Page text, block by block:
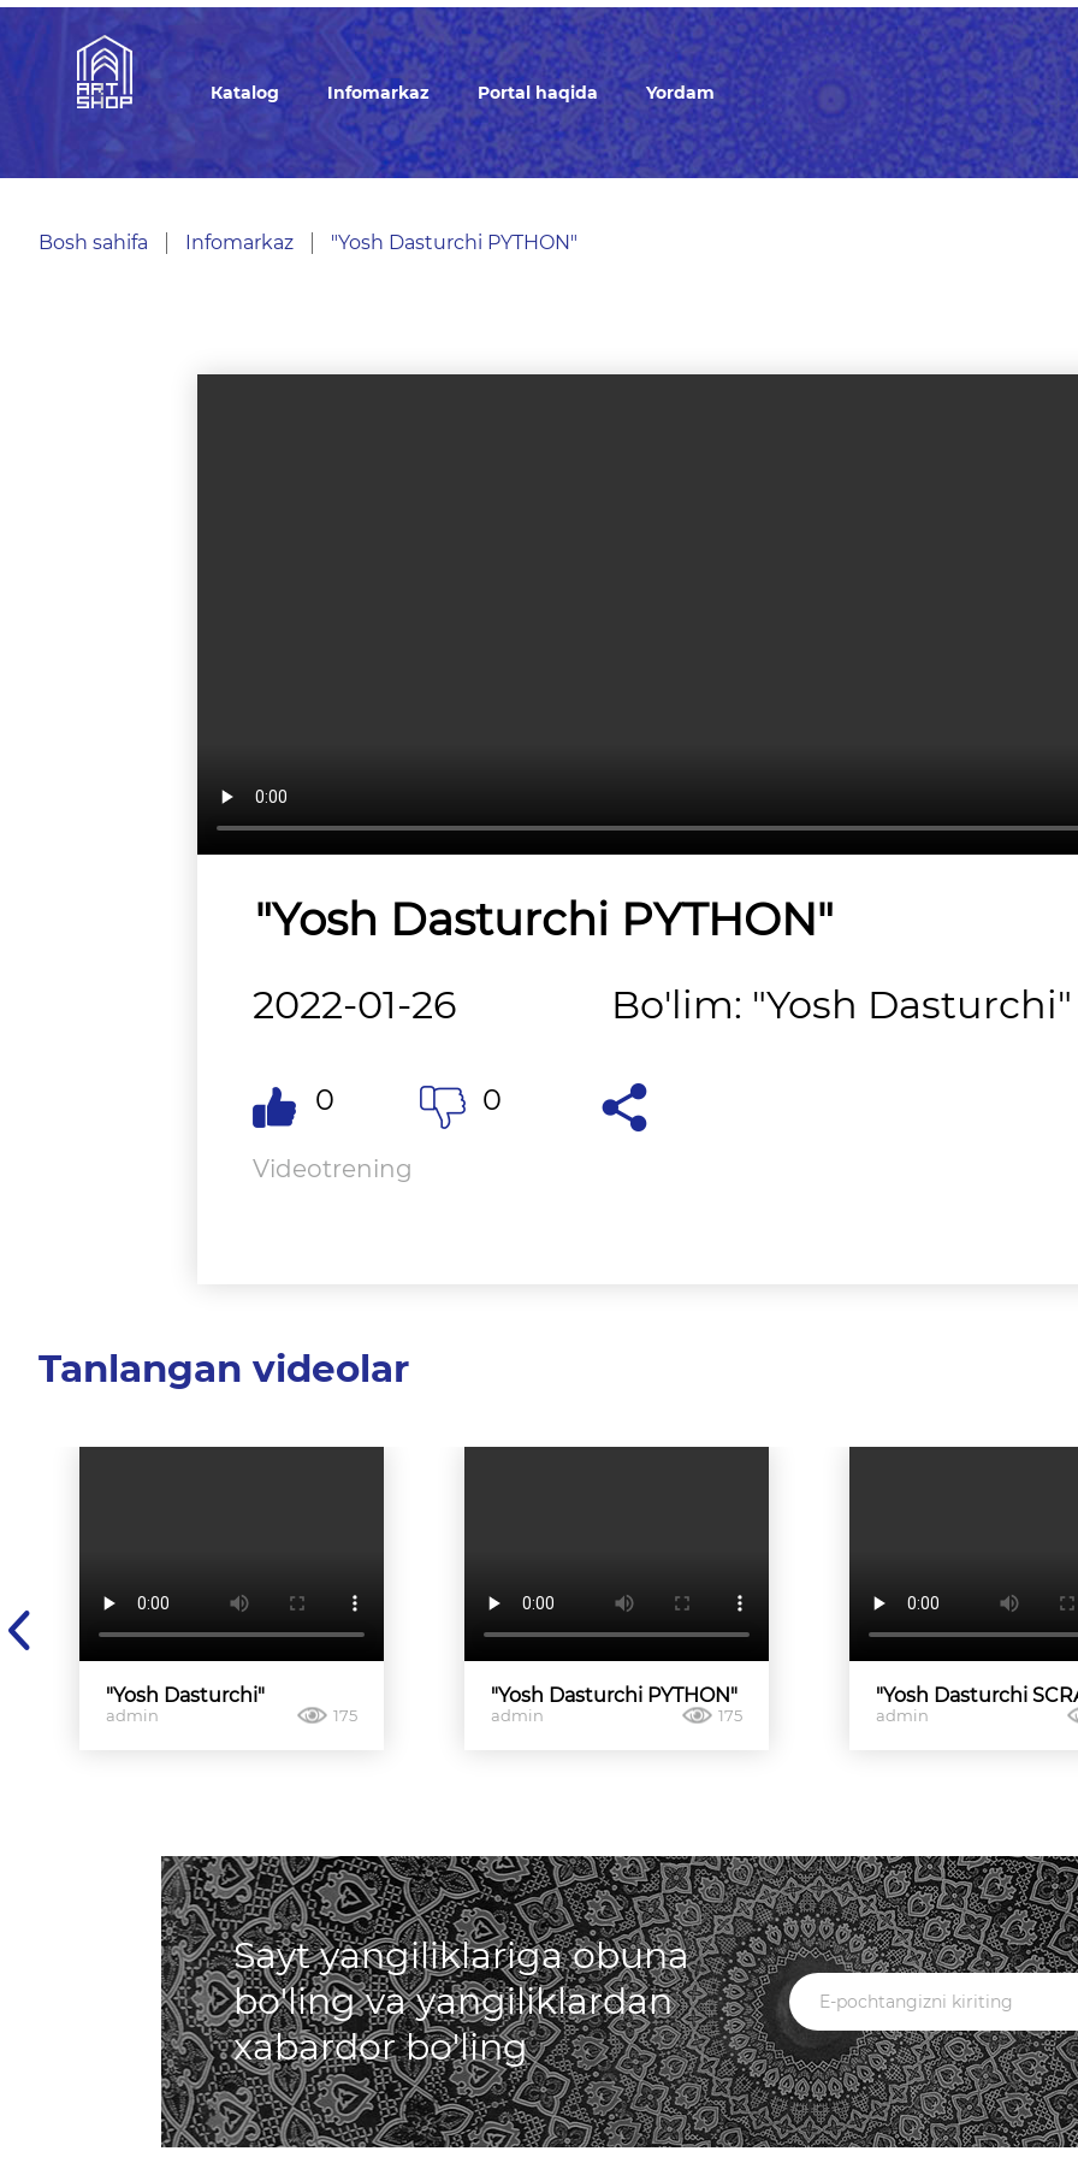
Кatalog Infomarkaz Portal haqida Yordam
Bosh sahifa Infomarkaz "Yosh Dasturchi PYTHON"
"Yosh Dasturchi PYTHON"
2022-01-26 Bo'lim: "Yosh Dasturchi"
0 0
Videotrening
Tanlangan videolar
"Yosh Dasturchi"
admin 175
"Yosh Dasturchi PYTHON"
admin 175
"Yosh Dasturchi
admin
Sayt yangiliklariga obuna
bo'ling va yangiliklardan
xabardor bo'ling